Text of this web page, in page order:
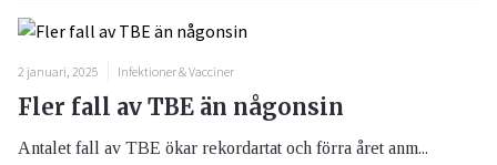
2 januari, 2025 Infektioner & Vacciner
Fler fall av TBE än någonsin
Antalet fall av TBE ökar rekordartat och förra året anm...